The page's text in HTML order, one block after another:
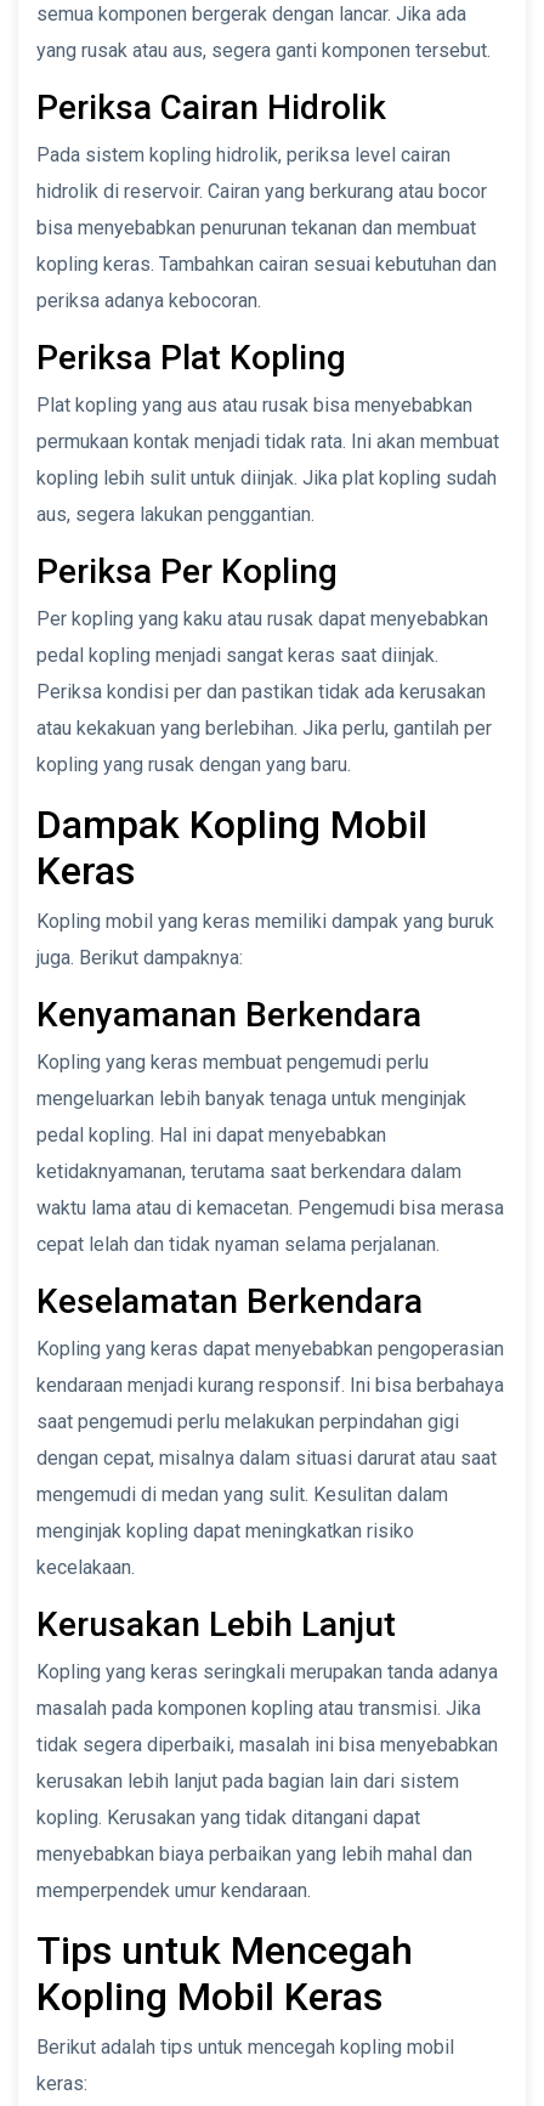
semua komponen bergerak dengan lancar. Jika ada
yang rusak atau aus, segera ganti komponen tersebut.
Periksa Cairan Hidrolik
Pada sistem kopling hidrolik, periksa level cairan
hidrolik di reservoir. Cairan yang berkurang atau bocor
bisa menyebabkan penurunan tekanan dan membuat
kopling keras. Tambahkan cairan sesuai kebutuhan dan
periksa adanya kebocoran.
Periksa Plat Kopling
Plat kopling yang aus atau rusak bisa menyebabkan
permukaan kontak menjadi tidak rata. Ini akan membuat
kopling lebih sulit untuk diinjak. Jika plat kopling sudah
aus, segera lakukan penggantian.
Periksa Per Kopling
Per kopling yang kaku atau rusak dapat menyebabkan
pedal kopling menjadi sangat keras saat diinjak.
Periksa kondisi per dan pastikan tidak ada kerusakan
atau kekakuan yang berlebihan. Jika perlu, gantilah per
kopling yang rusak dengan yang baru.
Dampak Kopling Mobil
Keras
Kopling mobil yang keras memiliki dampak yang buruk
juga. Berikut dampaknya:
Kenyamanan Berkendara
Kopling yang keras membuat pengemudi perlu
mengeluarkan lebih banyak tenaga untuk menginjak
pedal kopling. Hal ini dapat menyebabkan
ketidaknyamanan, terutama saat berkendara dalam
waktu lama atau di kemacetan. Pengemudi bisa merasa
cepat lelah dan tidak nyaman selama perjalanan.
Keselamatan Berkendara
Kopling yang keras dapat menyebabkan pengoperasian
kendaraan menjadi kurang responsif. Ini bisa berbahaya
saat pengemudi perlu melakukan perpindahan gigi
dengan cepat, misalnya dalam situasi darurat atau saat
mengemudi di medan yang sulit. Kesulitan dalam
menginjak kopling dapat meningkatkan risiko
kecelakaan.
Kerusakan Lebih Lanjut
Kopling yang keras seringkali merupakan tanda adanya
masalah pada komponen kopling atau transmisi. Jika
tidak segera diperbaiki, masalah ini bisa menyebabkan
kerusakan lebih lanjut pada bagian lain dari sistem
kopling. Kerusakan yang tidak ditangani dapat
menyebabkan biaya perbaikan yang lebih mahal dan
memperpendek umur kendaraan.
Tips untuk Mencegah
Kopling Mobil Keras
Berikut adalah tips untuk mencegah kopling mobil
keras: